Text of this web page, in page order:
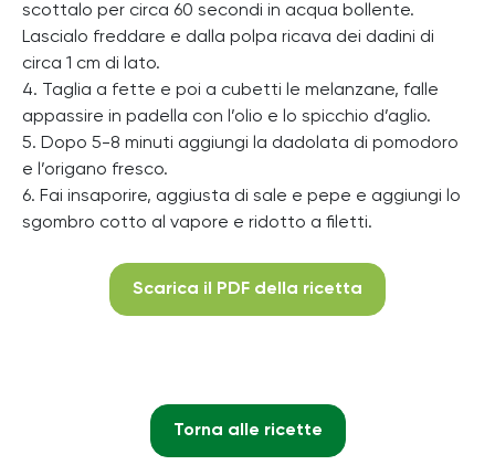
scottalo per circa 60 secondi in acqua bollente.
Lascialo freddare e dalla polpa ricava dei dadini di
circa 1 cm di lato.
4. Taglia a fette e poi a cubetti le melanzane, falle
appassire in padella con l’olio e lo spicchio d’aglio.
5. Dopo 5-8 minuti aggiungi la dadolata di pomodoro
e l’origano fresco.
6. Fai insaporire, aggiusta di sale e pepe e aggiungi lo
sgombro cotto al vapore e ridotto a filetti.
Scarica il PDF della ricetta
Torna alle ricette